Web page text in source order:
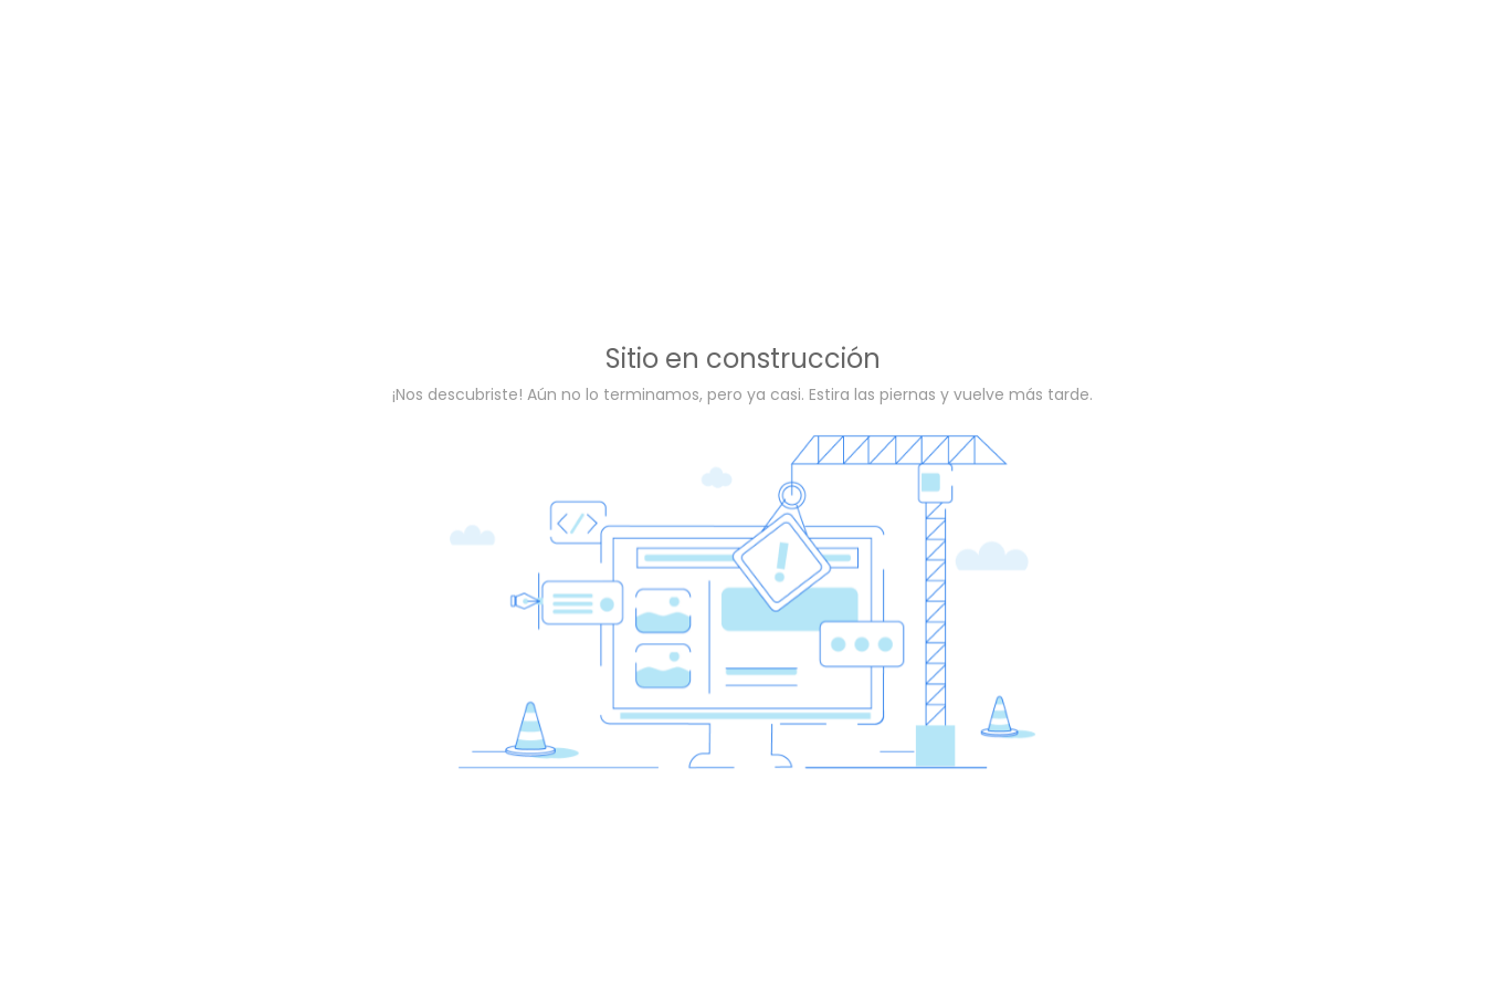
Sitio en construcción
¡Nos descubriste! Aún no lo terminamos, pero ya casi. Estira las piernas y vuelve más tarde.